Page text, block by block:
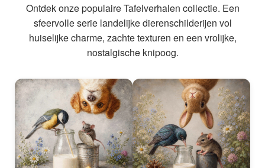
Ontdek onze populaire Tafelverhalen collectie. Een
sfeervolle serie landelijke dierenschilderijen vol
huiselijke charme, zachte texturen en een vrolijke,
nostalgische knipoog.